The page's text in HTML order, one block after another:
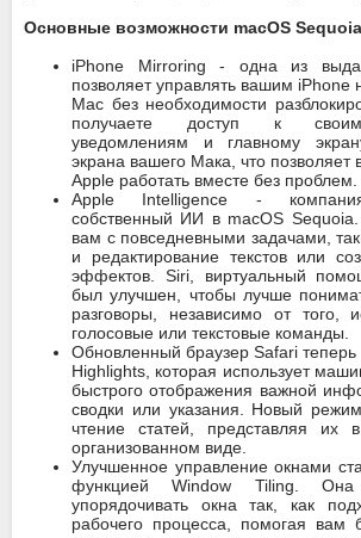
Основные возможности macOS
iPhone Mirroring - одна из
позволяет управлять вашим
Mac без необходимости
получаете доступ к своим
уведомлениям и главному
экрана вашего Мака, что позволяет
Apple работать вместе без проблем.
Apple Intelligence - компания
собственный ИИ в macOS
вам с повседневными задачами,
и редактирование текстов или
эффектов. Siri, виртуальный
был улучшен, чтобы лучше
разговоры, независимо от того,
голосовые или текстовые команды.
Обновленный браузер Safari
Highlights, которая использует
быстрого отображения важной
сводки или указания. Новый
чтение статей, представляя их
организованном виде.
Улучшенное управление окнами
функцией Window Tiling. Она
упорядочивать окна так, как
рабочего процесса, помогая вам